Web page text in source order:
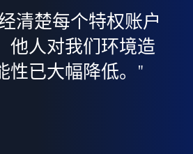
清楚每个特权账户
他人对我们环境造
性已大幅降低。"